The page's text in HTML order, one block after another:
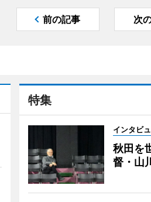
前の記事 次
特集
インタビ
秋田を
督・山